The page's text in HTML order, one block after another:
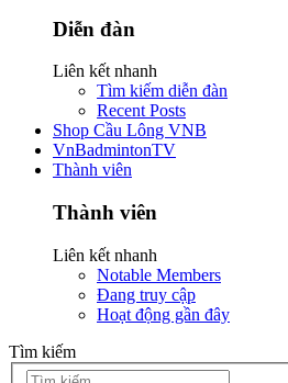
Diễn đàn
Liên kết nhanh
Tìm kiếm diễn đàn
Recent Posts
Shop Cầu Lông VNB
VnBadmintonTV
Thành viên
Thành viên
Liên kết nhanh
Notable Members
Đang truy cập
Hoạt động gần đây
Tìm kiếm